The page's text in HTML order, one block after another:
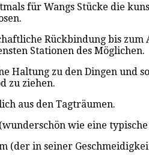
für Wangs Stücke die
Rückbindung bis
Stationen des Möglichen.
zu den Dingen und
zu ziehen.
aus den Tagträumen.
wie eine typische
(der in seiner